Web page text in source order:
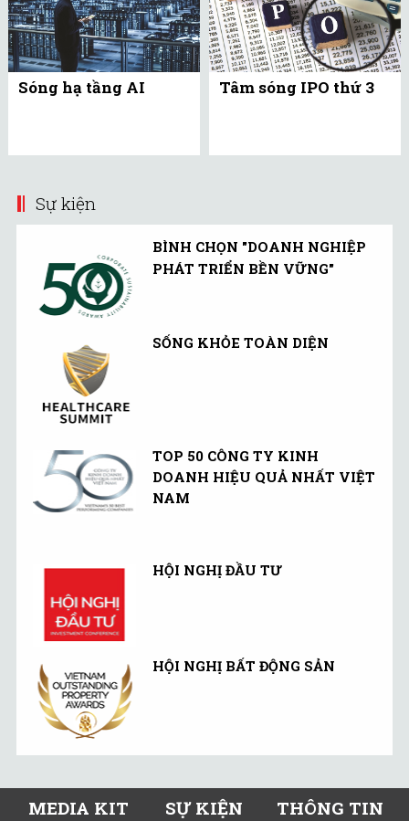
Sóng hạ tầng AI Tâm sóng IPO thứ 3
Sự kiện
BÌNH CHỌN "DOANH NGHIỆP
PHÁT TRIỂN BỀN VỮNG"
SỐNG KHỎE TOÀN DIỆN
TOP 50 CÔNG TY KINH
DOANH HIỆU QUẢ NHẤT VIỆT
NAM
HỘI NGHỊ ĐẦU TƯ
HỘI NGHỊ BẤT ĐỘNG SẢN
MEDIA KIT SỰ KIỆN
THÔNG TIN